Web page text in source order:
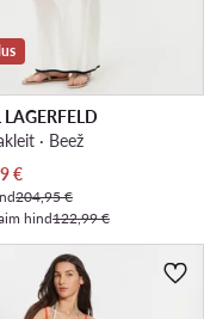
LAGERFELD
· Beež
hind
€
204,95 €
hind122,99 €